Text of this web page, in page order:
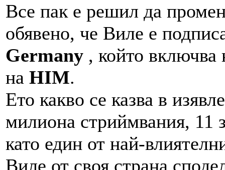
Все пак е решил да
обявено, че Виле е
Germany , който включва
на HIM.
Ето какво се казва в
милиона стриймвания, 11
като един от най-
Виле от своя страна